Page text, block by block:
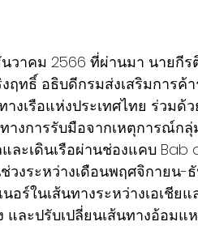
นวาคม 2566 ที่ผ่านมา นาย
งฤทธิ์ อธิบดีกรมส่งเสริมการ
างเรือแห่งประเทศไทย ร่วม
างการรับมือจากเหตุการณ์ก
และเดินเรือผ่านช่องแคบ
ช่วงระหว่างเดือนพฤศจิกายน
อร์ในเส้นทางระหว่างเอเชีย
และปรับเปลี่ยนเส้นทางอ้อม